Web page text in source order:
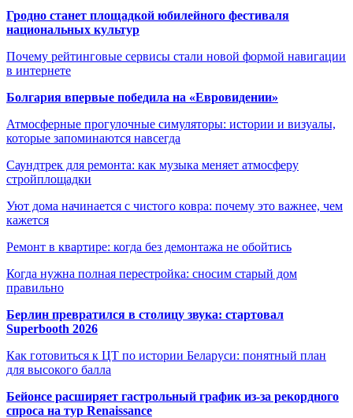
Гродно станет площадкой юбилейного фестиваля
национальных культур
Почему рейтинговые сервисы стали новой формой навигации
в интернете
Болгария впервые победила на «Евровидении»
Атмосферные прогулочные симуляторы: истории и визуалы,
которые запоминаются навсегда
Саундтрек для ремонта: как музыка меняет атмосферу
стройплощадки
Уют дома начинается с чистого ковра: почему это важнее, чем
кажется
Ремонт в квартире: когда без демонтажа не обойтись
Когда нужна полная перестройка: сносим старый дом
правильно
Берлин превратился в столицу звука: стартовал
Superbooth 2026
Как готовиться к ЦТ по истории Беларуси: понятный план
для высокого балла
Бейонсе расширяет гастрольный график из-за рекордного
спроса на тур Renaissance